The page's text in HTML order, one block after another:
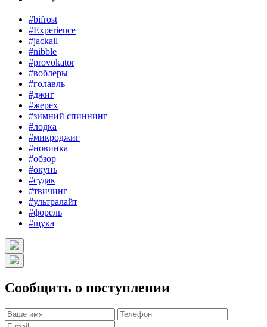
#bifrost
#Experience
#jackall
#nibble
#provokator
#воблеры
#голавль
#джиг
#жерех
#зимний спиннинг
#лодка
#микроджиг
#новинка
#обзор
#окунь
#судак
#твичинг
#ультралайт
#форель
#щука
Сообщить о поступлении